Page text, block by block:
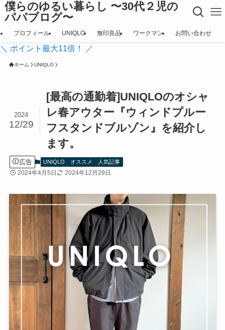
僕らのゆるい暮らし 〜30代２児の
パパブログ〜
プロフィール UNIQLO 無印良品 ワークマン お問い合わせ
＼ ポイント最大11倍！ ／
ホーム UNIQLO
[最高の通勤着]UNIQLOのオシャ
レ春アウター『ウィンドプルー
フスタンドブルゾン』を紹介し
ます。
2024
12/29
広告 UNIQLO オススメ 人気記事
2024年4月5日 2024年12月29日